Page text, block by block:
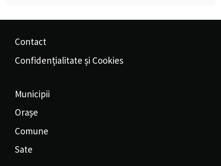
Contact
Confidențialitate și Cookies
Municipii
Orașe
Comune
Sate